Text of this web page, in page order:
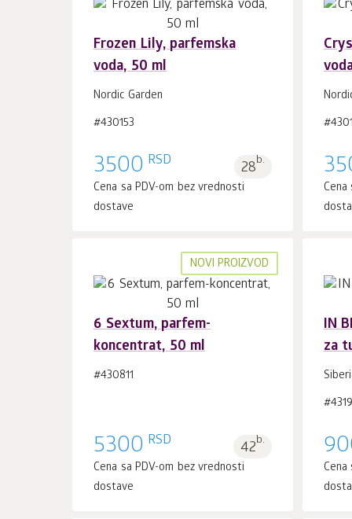
Frozen Lily, parfemska
voda, 50 ml
Nordic Garden
#430153
3500 RSD 28b.
Cena sa PDV-om bez vrednosti
dostave
NOVI PROIZVOD
6 Sextum, parfem-
koncentrat, 50 ml
#430811
5300 RSD 42b.
Cena sa PDV-om bez vrednosti
dostave
IN
za